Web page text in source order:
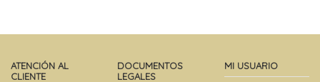
ATENCIÓN AL
CLIENTE
DOCUMENTOS
LEGALES
MI USUARIO